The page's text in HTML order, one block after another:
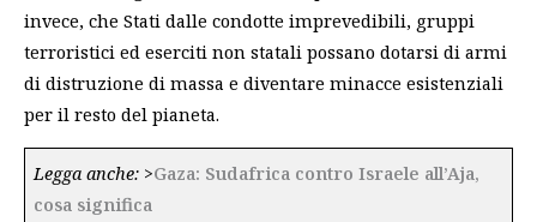
invece, che Stati dalle condotte imprevedibili, gruppi
terroristici ed eserciti non statali possano dotarsi di armi
di distruzione di massa e diventare minacce esistenziali
per il resto del pianeta.
Legga anche: >Gaza: Sudafrica contro Israele all’Aja,
cosa significa